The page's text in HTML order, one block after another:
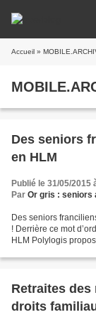
Accueil »
Des seniors
en HLM
Publié le 31/05/2015
Par Or gris : seniors
Des seniors
! Derrière ce mot
HLM Polylogis
Retraites
droits